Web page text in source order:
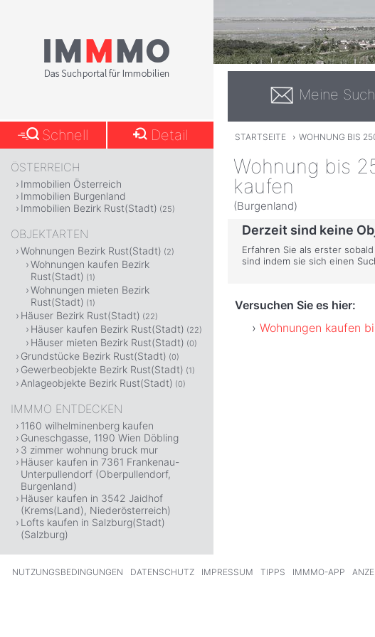
Meine
STARTSEITE › WOHNUNG BIS
Wohnung bis
kaufen
(Burgenland)
Derzeit sind keine
Erfahren Sie als erster
sind indem sie sich einen
Versuchen Sie es hier:
Wohnungen kaufen
Schnell Detail
ÖSTERREICH
Immobilien Österreich
Immobilien Burgenland
Immobilien Bezirk Rust(Stadt) (25)
OBJEKTARTEN
Wohnungen Bezirk Rust(Stadt) (2)
Wohnungen kaufen Bezirk
Rust(Stadt) (1)
Wohnungen mieten Bezirk
Rust(Stadt) (1)
Häuser Bezirk Rust(Stadt) (22)
Häuser kaufen Bezirk Rust(Stadt) (22)
Häuser mieten Bezirk Rust(Stadt) (0)
Grundstücke Bezirk Rust(Stadt) (0)
Gewerbeobjekte Bezirk Rust(Stadt) (1)
Anlageobjekte Bezirk Rust(Stadt) (0)
IMMMO ENTDECKEN
1160 wilhelminenberg kaufen
Guneschgasse, 1190 Wien Döbling
3 zimmer wohnung bruck mur
Häuser kaufen in 7361 Frankenau-
Unterpullendorf (Oberpullendorf,
Burgenland)
Häuser kaufen in 3542 Jaidhof
(Krems(Land), Niederösterreich)
Lofts kaufen in Salzburg(Stadt)
(Salzburg)
NUTZUNGSBEDINGUNGEN DATENSCHUTZ IMPRESSUM TIPPS IMMMO-APP